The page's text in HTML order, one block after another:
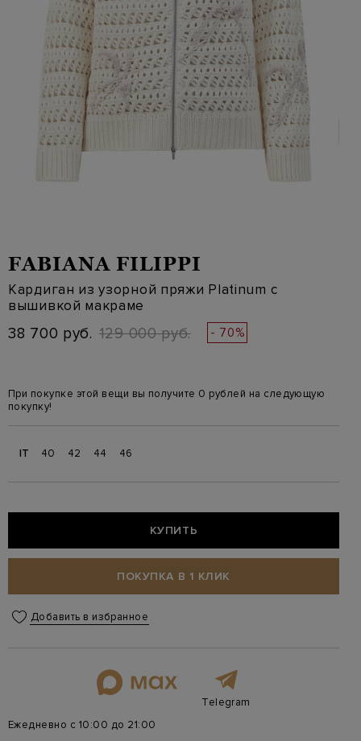
FABIANA FILIPPI
Кардиган из узорной пряжи Platinum с
вышивкой макраме
38 700 руб. 129 000 руб. - 70%
При покупке этой вещи вы получите 0 рублей на следующую
покупку!
IT 40 42 44 46
КУПИТЬ
ПОКУПКА В 1 КЛИК
Добавить в избранное
Telegram
Ежедневно с 10:00 до 21:00